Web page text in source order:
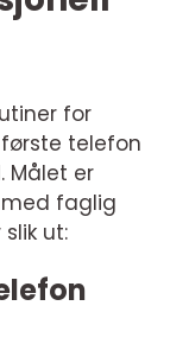
for
telefon
Målet er
faglig
ut: